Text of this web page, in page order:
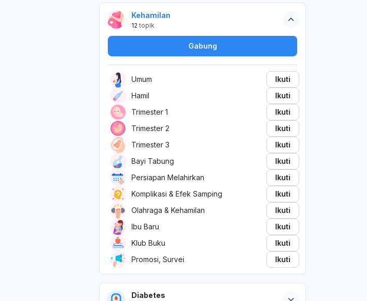
Kehamilan
12 topik
Gabung
Umum
Ikuti
Hamil
Ikuti
Trimester 1
Ikuti
Trimester 2
Ikuti
Trimester 3
Ikuti
Bayi Tabung
Ikuti
Persiapan Melahirkan
Ikuti
Komplikasi & Efek Samping
Ikuti
Olahraga & Kehamilan
Ikuti
Ibu Baru
Ikuti
Klub Buku
Ikuti
Promosi, Survei
Ikuti
Diabetes